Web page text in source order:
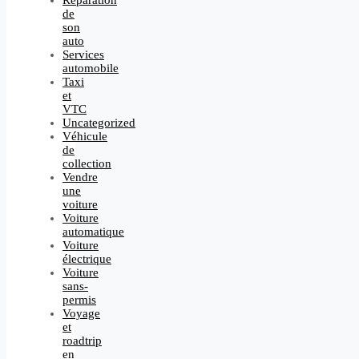
de
son
auto
Services
automobile
Taxi
et
VTC
Uncategorized
Véhicule
de
collection
Vendre
une
voiture
Voiture
automatique
Voiture
électrique
Voiture
sans-
permis
Voyage
et
roadtrip
en